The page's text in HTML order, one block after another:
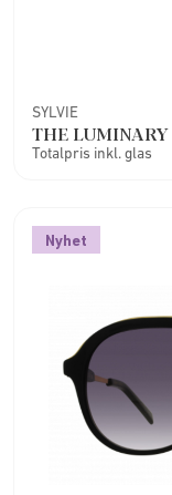
SYLVIE
THE LUMINARY
Totalpris inkl. glas
Nyhet